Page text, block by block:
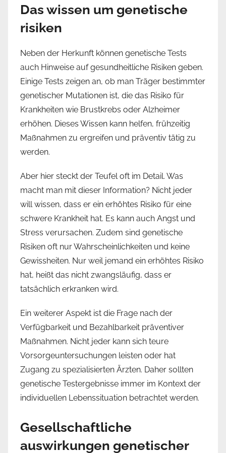
Das wissen um genetische
risiken
Neben der Herkunft können genetische Tests
auch Hinweise auf gesundheitliche Risiken geben.
Einige Tests zeigen an, ob man Träger bestimmter
genetischer Mutationen ist, die das Risiko für
Krankheiten wie Brustkrebs oder Alzheimer
erhöhen. Dieses Wissen kann helfen, frühzeitig
Maßnahmen zu ergreifen und präventiv tätig zu
werden.
Aber hier steckt der Teufel oft im Detail. Was
macht man mit dieser Information? Nicht jeder
will wissen, dass er ein erhöhtes Risiko für eine
schwere Krankheit hat. Es kann auch Angst und
Stress verursachen. Zudem sind genetische
Risiken oft nur Wahrscheinlichkeiten und keine
Gewissheiten. Nur weil jemand ein erhöhtes Risiko
hat, heißt das nicht zwangsläufig, dass er
tatsächlich erkranken wird.
Ein weiterer Aspekt ist die Frage nach der
Verfügbarkeit und Bezahlbarkeit präventiver
Maßnahmen. Nicht jeder kann sich teure
Vorsorgeuntersuchungen leisten oder hat
Zugang zu spezialisierten Ärzten. Daher sollten
genetische Testergebnisse immer im Kontext der
individuellen Lebenssituation betrachtet werden.
Gesellschaftliche
auswirkungen genetischer